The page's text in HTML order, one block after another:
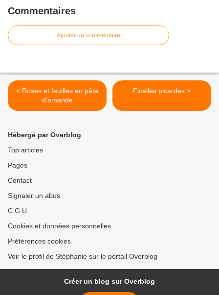
Commentaires
Ajouter un commentaire
< Roses et feuilles en pâte
d'amande
Ficelles picardes >
Hébergé par Overblog
Top articles
Pages
Contact
Signaler un abus
C.G.U.
Cookies et données personnelles
Préférences cookies
Voir le profil de Stéphanie sur le portail Overblog
Créer un blog sur Overblog